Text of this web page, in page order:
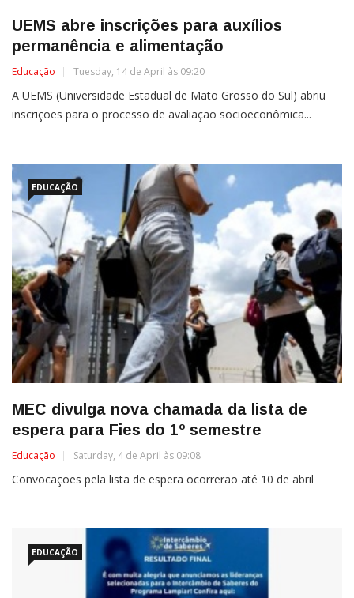
UEMS abre inscrições para auxílios
permanência e alimentação
Educação Tuesday, 14 de April às 09:20
A UEMS (Universidade Estadual de Mato Grosso do Sul) abriu
inscrições para o processo de avaliação socioeconômica...
EDUCAÇÃO
MEC divulga nova chamada da lista de
espera para Fies do 1º semestre
Educação Saturday, 4 de April às 09:08
Convocações pela lista de espera ocorrerão até 10 de abril
EDUCAÇÃO